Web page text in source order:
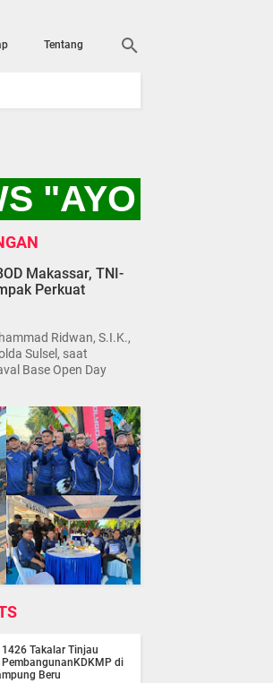
Tentang
KITA
Makassar, TNI-
Perkuat
Ridwan, S.I.K.,
Sulsel, saat
Base Open Day
1426 Takalar Tinjau
PembangunanKDKMP di
Beru